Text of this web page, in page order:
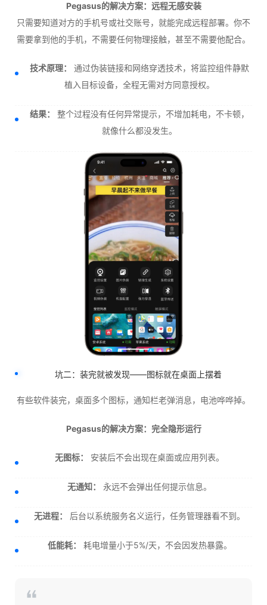
Pegasus的解决方案：远程无感安装
只需要知道对方的手机号或社交账号，就能完成远程部署。你不
需要拿到他的手机，不需要任何物理接触，甚至不需要他配合。
技术原理：
通过伪装链接和网络穿透技术，将监控组件静默
植入目标设备，全程无需对方同意授权。
结果：
整个过程没有任何异常提示，不增加耗电，不卡顿，
就像什么都没发生。
坑二：装完就被发现——图标就在桌面上摆着
有些软件装完，桌面多个图标，通知栏老弹消息，电池哗哗掉。
Pegasus的解决方案：完全隐形运行
无图标： 安装后不会出现在桌面或应用列表。
无通知： 永远不会弹出任何提示信息。
无进程： 后台以系统服务名义运行，任务管理器看不到。
低能耗： 耗电增量小于5%/天，不会因发热暴露。